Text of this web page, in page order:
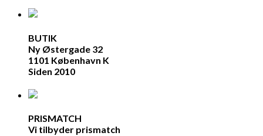
BUTIK
Ny Østergade 32
1101 København K
Siden 2010
PRISMATCH
Vi tilbyder prismatch